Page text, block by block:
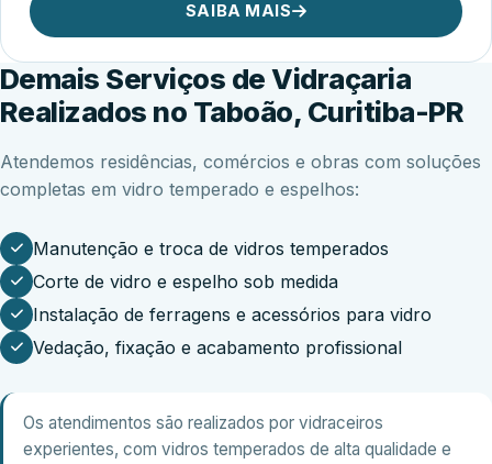
SAIBA MAIS
Demais Serviços de Vidraçaria
Realizados no Taboão, Curitiba-PR
Atendemos residências, comércios e obras com soluções
completas em vidro temperado e espelhos:
Manutenção e troca de vidros temperados
Corte de vidro e espelho sob medida
Instalação de ferragens e acessórios para vidro
Vedação, fixação e acabamento profissional
Os atendimentos são realizados por vidraceiros
experientes, com vidros temperados de alta qualidade e